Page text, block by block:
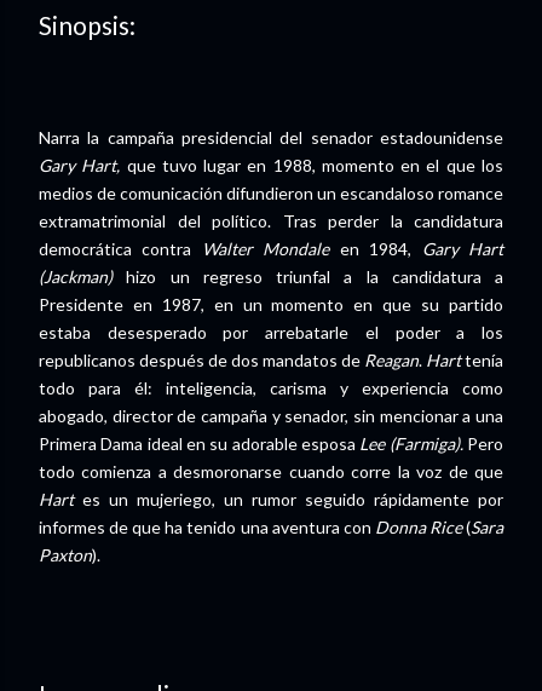
Sinopsis:
Narra la campaña presidencial del senador estadounidense
Gary Hart, que tuvo lugar en 1988, momento en el que los
medios de comunicación difundieron un escandaloso romance
extramatrimonial del político. Tras perder la candidatura
democrática contra
Walter Mondale en 1984, Gary Hart
(Jackman)hizo un regreso triunfal a la candidatura a
Presidente en 1987, en un momento en que su partido
estaba desesperado por arrebatarle el poder a los
republicanos después de dos mandatos de Reagan. Harttenía
todo para él: inteligencia, carisma y experiencia como
abogado, director de campaña y senador, sin mencionar a una
Primera Dama ideal en su adorable esposa Lee (Farmiga).Pero
todo comienza a desmoronarse cuando corre la voz de que
Hartes un mujeriego, un rumor seguido rápidamente por
informes de que ha tenido una aventura con Donna Rice(Sara
Paxton).